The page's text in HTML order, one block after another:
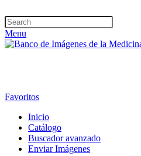
Menu
Favoritos
Inicio
Catálogo
Buscador avanzado
Enviar Imágenes